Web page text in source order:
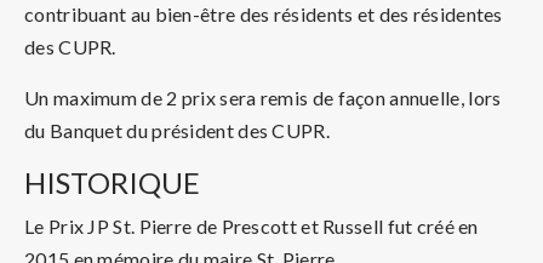
contribuant au bien-être des résidents et des résidentes
des CUPR.
Un maximum de 2 prix sera remis de façon annuelle, lors
du Banquet du président des CUPR.
HISTORIQUE
Le Prix JP St. Pierre de Prescott et Russell fut créé en